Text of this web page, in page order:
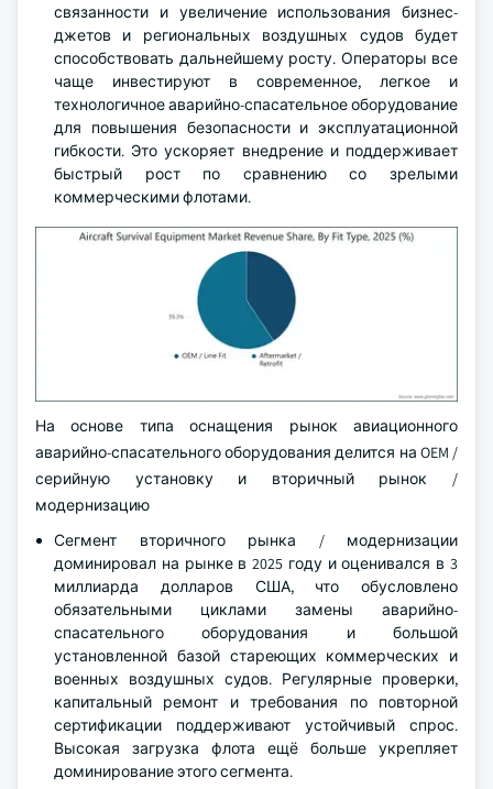
связанности и увеличение использования бизнес-
джетов и региональных воздушных судов будет
способствовать дальнейшему росту. Операторы все
чаще инвестируют в современное, легкое и
технологичное аварийно-спасательное оборудование
для повышения безопасности и эксплуатационной
гибкости. Это ускоряет внедрение и поддерживает
быстрый рост по сравнению со зрелыми
коммерческими флотами.
На основе типа оснащения рынок авиационного
аварийно-спасательного оборудования делится на OEM /
серийную установку и вторичный рынок /
модернизацию
Сегмент вторичного рынка / модернизации
доминировал на рынке в 2025 году и оценивался в 3
миллиарда долларов США, что обусловлено
обязательными циклами замены аварийно-
спасательного оборудования и большой
установленной базой стареющих коммерческих и
военных воздушных судов. Регулярные проверки,
капитальный ремонт и требования по повторной
сертификации поддерживают устойчивый спрос.
Высокая загрузка флота ещё больше укрепляет
доминирование этого сегмента.